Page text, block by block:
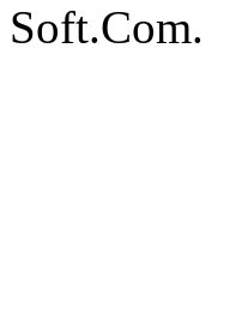
Soft.Com.